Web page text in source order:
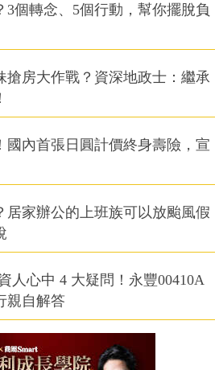
個轉念、5個行動，幫你擺脫負
搶房大作戰？資深地政士：繼承
國內首張日圓計價終身壽險，宣
居家辦公的上班族可以放颱風假
人心中 4 大疑問！永豐00410A
親自解答